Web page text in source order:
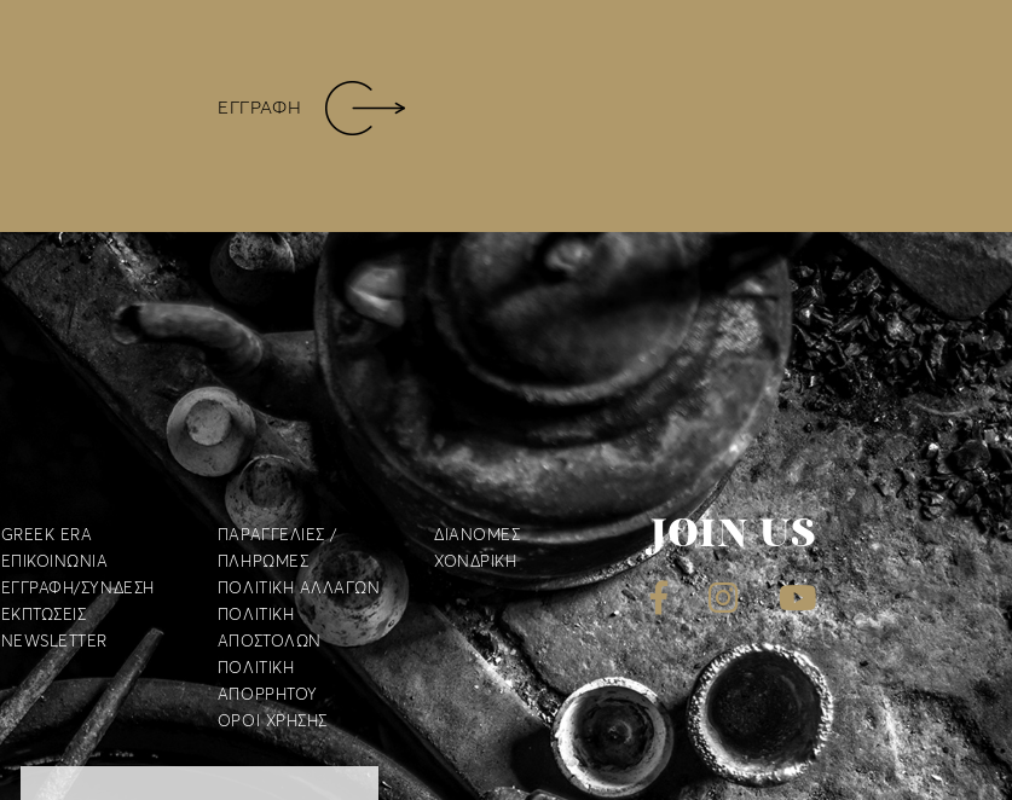
ΕΓΓΡΑΦΗ
GREEK ERA
ΕΠΙΚΟΙΝΩΝΙΑ
ΕΓΓΡΑΦΗ/ΣΥΝΔΕΣΗ
ΕΚΠΤΩΣΕΙΣ
NEWSLETTER
ΠΑΡΑΓΓΕΛΙΕΣ /
ΠΛΗΡΩΜΕΣ
ΠΟΛΙΤΙΚΗ ΑΛΛΑΓΩΝ
ΠΟΛΙΤΙΚΗ
ΑΠΟΣΤΟΛΩΝ
ΠΟΛΙΤΙΚΗ
ΑΠΟΡΡΗΤΟΥ
ΟΡΟΙ ΧΡΗΣΗΣ
ΔΙΑΝΟΜΕΣ
ΧΟΝΔΡΙΚΗ
JOIN US